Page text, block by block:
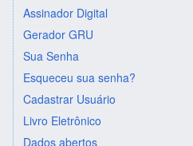
Assinador Digital
Gerador GRU
Sua Senha
Esqueceu sua senha?
Cadastrar Usuário
Livro Eletrônico
Dados abertos